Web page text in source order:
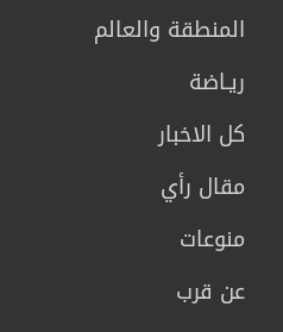
المنطقة والعالم
ريـاضة
كل الاخبار
مقال رأي
منوعات
عن قرب